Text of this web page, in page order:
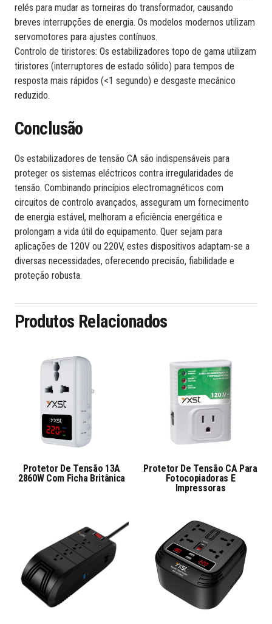
relés para mudar as torneiras do transformador, causando
breves interrupções de energia. Os modelos modernos utilizam
servomotores para ajustes contínuos.
Controlo de tiristores: Os estabilizadores topo de gama utilizam
tiristores (interruptores de estado sólido) para tempos de
resposta mais rápidos (<1 segundo) e desgaste mecânico
reduzido.
Conclusão
Os estabilizadores de tensão CA são indispensáveis para
proteger os sistemas eléctricos contra irregularidades de
tensão. Combinando princípios electromagnéticos com
circuitos de controlo avançados, asseguram um fornecimento
de energia estável, melhoram a eficiência energética e
prolongam a vida útil do equipamento. Quer sejam para
aplicações de 120V ou 220V, estes dispositivos adaptam-se a
diversas necessidades, oferecendo precisão, fiabilidade e
proteção robusta.
Produtos Relacionados
Protetor De Tensão 13A
2860W Com Ficha Britânica
Protetor De Tensão CA Para
Fotocopiadoras E
Impressoras